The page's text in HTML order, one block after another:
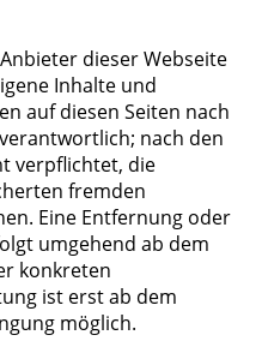
dieser Webseite
Inhalte und
auf diesen Seiten nach
nach den
verpflichtet, die
fremden
Eine Entfernung oder
umgehend ab dem
konkreten
ist erst ab dem
möglich.